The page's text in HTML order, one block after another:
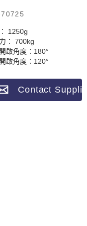
1250g
： 700kg
啟角度：180°
啟角度：120°
Contact Supplier